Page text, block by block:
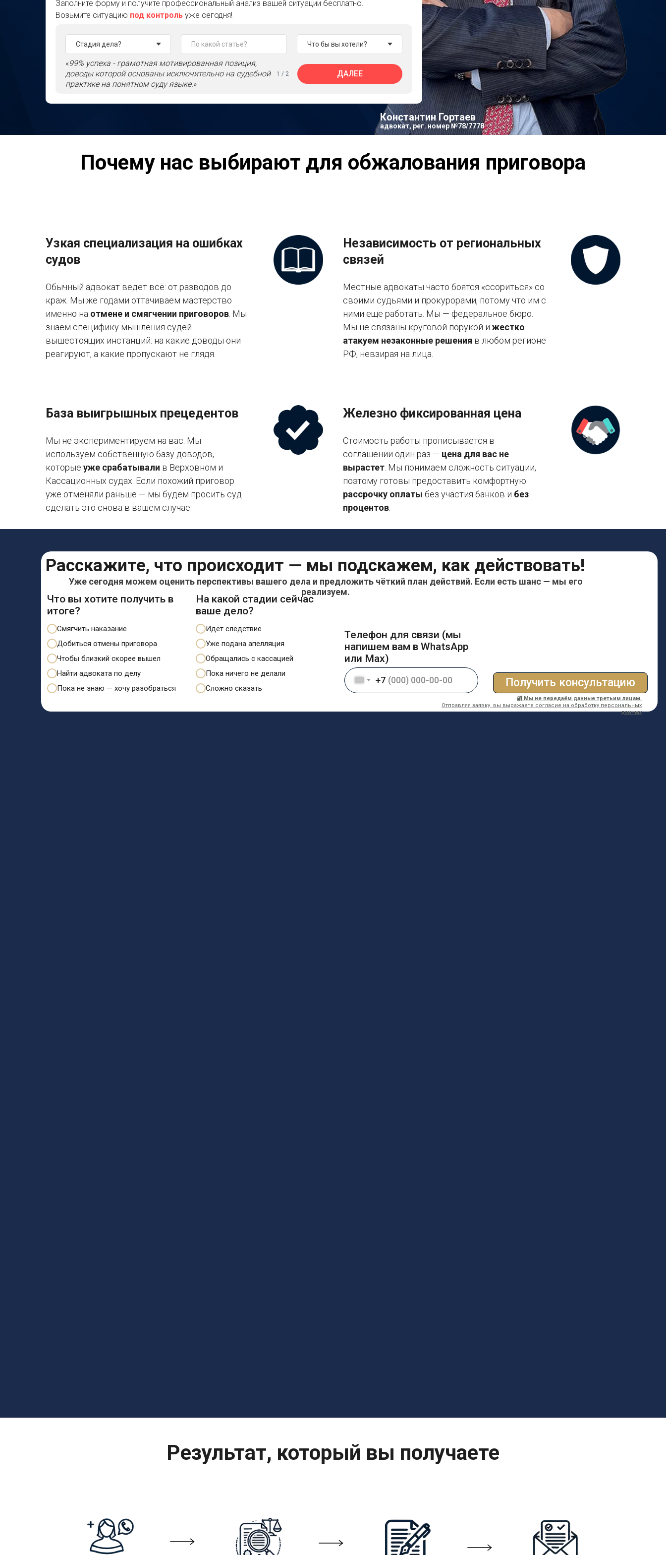
Константин Гортаев
адвокат, рег. номер №78/7778
Заполните форму и получите профессиональный анализ вашей ситуации бесплатно.
Возьмите ситуацию под контроль уже сегодня!
ДАЛЕЕ
1 / 2
«99% успеха - грамотная мотивированная позиция,
доводы которой основаны исключительно на судебной
практике на понятном суду языке.»
Почему нас выбирают для обжалования приговора
Узкая специализация на ошибках
судов
Обычный адвокат ведет всё: от разводов до
краж. Мы же годами оттачиваем мастерство
именно на отмене и смягчении приговоров . Мы
знаем специфику мышления судей
вышестоящих инстанций: на какие доводы они
реагируют, а какие пропускают не глядя.
Независимость от региональных
связей
Местные адвокаты часто боятся «ссориться» со
своими судьями и прокурорами, потому что им с
ними еще работать. Мы — федеральное бюро.
Мы не связаны круговой порукой и жестко
атакуем незаконные решения в любом регионе
РФ, невзирая на лица.
База выигрышных прецедентов
Мы не экспериментируем на вас. Мы
используем собственную базу доводов,
которые уже срабатывали в Верховном и
Кассационных судах. Если похожий приговор
уже отменяли раньше — мы будем просить суд
сделать это снова в вашем случае.
Железно фиксированная цена
Стоимость работы прописывается в
соглашении один раз — цена для вас не
вырастет . Мы понимаем сложность ситуации,
поэтому готовы предоставить комфортную
рассрочку оплаты без участия банков и без
процентов
Расскажите, что происходит — мы подскажем, как действовать!
🔐 Мы не передаём данные третьим лицам.
Отправляя заявку, вы выражаете согласие на обработку персональных
данных
Что вы хотите получить в
итоге?
Смягчить наказание
Добиться отмены приговора
Чтобы близкий скорее вышел
Найти адвоката по делу
Пока не знаю — хочу разобраться
На какой стадии сейчас
ваше дело?
Идёт следствие
Уже подана апелляция
Обращались с кассацией
Пока ничего не делали
Сложно сказать
Телефон для связи (мы
напишем вам в WhatsApp
или Max)
+7 Получить консультацию
Уже сегодня можем оценить перспективы вашего дела и предложить чёткий план действий. Если есть шанс — мы его
реализуем.
Результат, который вы получаете